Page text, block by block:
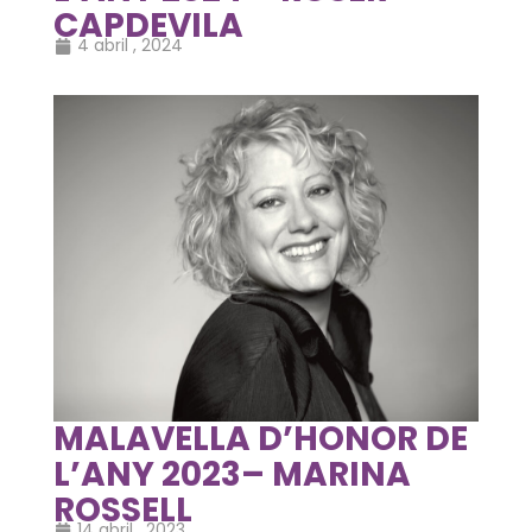
CAPDEVILA
4 abril , 2024
MALAVELLA D’HONOR DE
L’ANY 2023– MARINA
ROSSELL